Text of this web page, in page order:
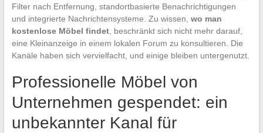
Filter nach Entfernung, standortbasierte Benachrichtigungen
und integrierte Nachrichtensysteme. Zu wissen, wo man
kostenlose Möbel findet, beschränkt sich nicht mehr darauf,
eine Kleinanzeige in einem lokalen Forum zu konsultieren. Die
Kanäle haben sich vervielfacht, und einige bleiben untergenutzt.
Professionelle Möbel von
Unternehmen gespendet: ein
unbekannter Kanal für